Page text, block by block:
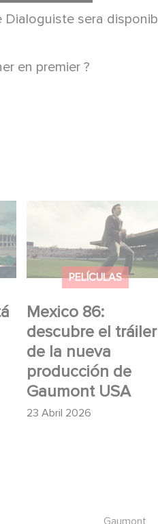
sera
en premier ?
PELÍCULAS
Mexico 86:
descubre el tráiler
de la nueva
producción de
Gaumont USA
23 Abril 2026
Mexico 86: descubre
el tráiler de la nueva
producción de
Gaumont USA
Gaumont